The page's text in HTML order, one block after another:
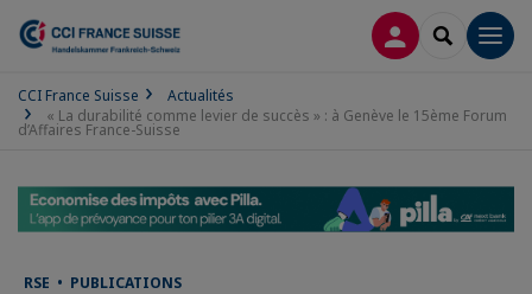
CONNEXION
CCI France Suisse
Actualités
« La durabilité comme levier de succès » : à Genève le 15ème Forum
d’Affaires France-Suisse
RSE • PUBLICATIONS